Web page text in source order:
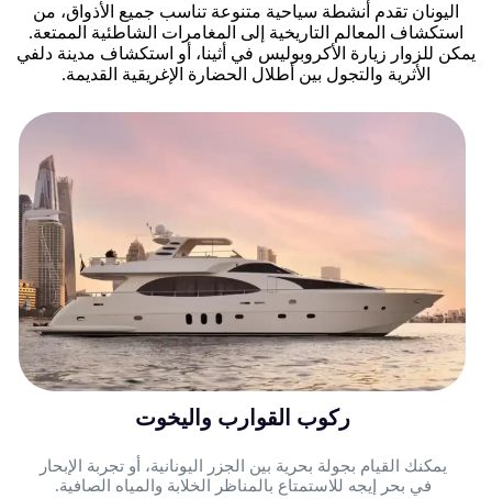
اليونان تقدم أنشطة سياحية متنوعة تناسب جميع الأذواق، من
استكشاف المعالم التاريخية إلى المغامرات الشاطئية الممتعة.
يمكن للزوار زيارة الأكروبوليس في أثينا، أو استكشاف مدينة دلفي
الأثرية والتجول بين أطلال الحضارة الإغريقية القديمة.
ركوب القوارب واليخوت
يمكنك القيام بجولة بحرية بين الجزر اليونانية، أو تجربة الإبحار
في بحر إيجه للاستمتاع بالمناظر الخلابة والمياه الصافية.